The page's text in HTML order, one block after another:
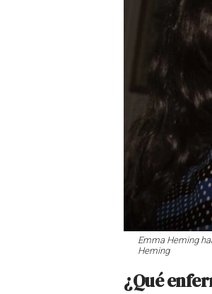
Emma Heming
Heming
¿Qué